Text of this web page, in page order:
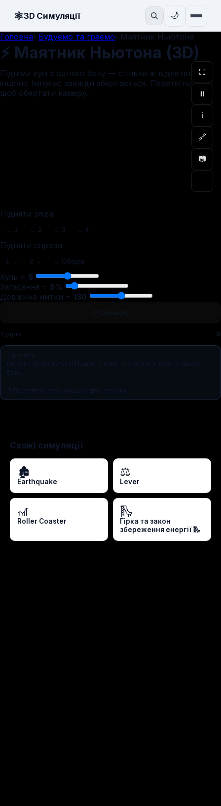
⚛3D Симуляції 🌙
Головна› Будуємо та граємо› Маятник Ньютона
⚡ Маятник Ньютона (3D)
Підніми кулі з одного боку — стільки ж відлетять з
іншого! Імпульс завжди зберігається. Перетягни фон,
щоб обертати камеру.
Підняти зліва
← 1 ← 2 ← 3 ← 4
Підняти справа
1 → 2 → ↔ Обидва
Куль = 5
Загасання = 5%
Довжина нитки = 130
↺ Спочатку
Ударів: 0
p = m·v
Імпульс зберігається! Підняв N куль → злетять N куль з іншого
боку.
🖱 Перетягни кулю мишею для запуску.
Схожі симуляції
🏚️
Earthquake
⚖️
Lever
🎢
Roller Coaster
🛝
Гірка та закон
збереження енергії 🛝
⛶
⏸
ℹ
🔗
📷